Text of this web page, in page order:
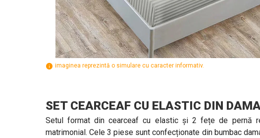
imaginea reprezintă o simulare cu caracter informativ.
SET CEARCEAF CU ELASTIC DIN
Setul format din cearceaf cu elastic și 2 fețe de pernă
matrimonial. Cele 3 piese sunt confecționate din bumbac